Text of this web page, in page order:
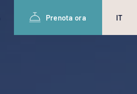
Prenota ora IT